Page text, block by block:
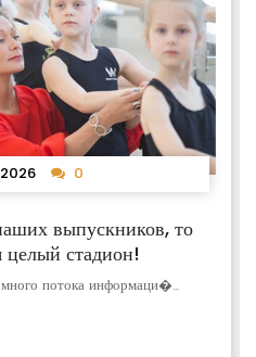
0
выпускников, то
целый стадион!
потока информаци�...